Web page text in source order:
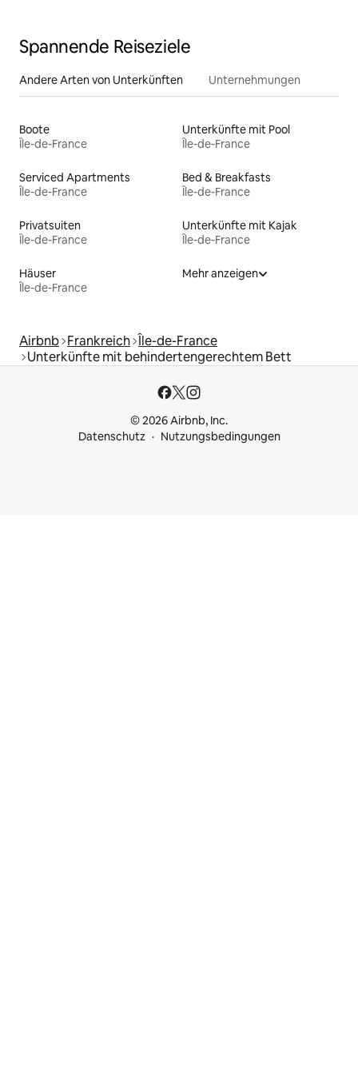
Spannende Reiseziele
Andere Arten von Unterkünften Unternehmungen
Boote
Île-de-France
Unterkünfte mit Pool
Île-de-France
Serviced Apartments
Île-de-France
Bed & Breakfasts
Île-de-France
Privatsuiten
Île-de-France
Unterkünfte mit Kajak
Île-de-France
Häuser
Île-de-France
Mehr anzeigen
Airbnb Frankreich Île-de-France
Unterkünfte mit behindertengerechtem Bett
© 2026 Airbnb, Inc.
Datenschutz
Nutzungsbedingungen